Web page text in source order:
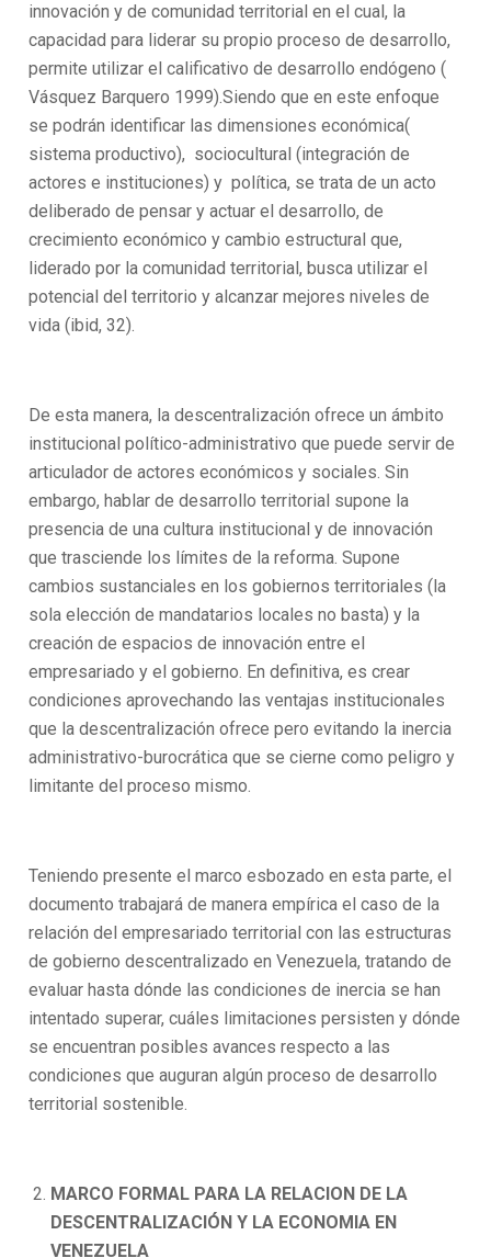
innovación y de comunidad territorial en el cual, la
capacidad para liderar su propio proceso de desarrollo,
permite utilizar el calificativo de desarrollo endógeno (
Vásquez Barquero 1999).Siendo que en este enfoque
se podrán identificar las dimensiones económica(
sistema productivo), sociocultural (integración de
actores e instituciones) y política, se trata de un acto
deliberado de pensar y actuar el desarrollo, de
crecimiento económico y cambio estructural que,
liderado por la comunidad territorial, busca utilizar el
potencial del territorio y alcanzar mejores niveles de
vida (ibid, 32).
De esta manera, la descentralización ofrece un ámbito
institucional político-administrativo que puede servir de
articulador de actores económicos y sociales. Sin
embargo, hablar de desarrollo territorial supone la
presencia de una cultura institucional y de innovación
que trasciende los límites de la reforma. Supone
cambios sustanciales en los gobiernos territoriales (la
sola elección de mandatarios locales no basta) y la
creación de espacios de innovación entre el
empresariado y el gobierno. En definitiva, es crear
condiciones aprovechando las ventajas institucionales
que la descentralización ofrece pero evitando la inercia
administrativo-burocrática que se cierne como peligro y
limitante del proceso mismo.
Teniendo presente el marco esbozado en esta parte, el
documento trabajará de manera empírica el caso de la
relación del empresariado territorial con las estructuras
de gobierno descentralizado en Venezuela, tratando de
evaluar hasta dónde las condiciones de inercia se han
intentado superar, cuáles limitaciones persisten y dónde
se encuentran posibles avances respecto a las
condiciones que auguran algún proceso de desarrollo
territorial sostenible.
MARCO FORMAL PARA LA RELACION DE LA
DESCENTRALIZACIÓN Y LA ECONOMIA EN
VENEZUELA